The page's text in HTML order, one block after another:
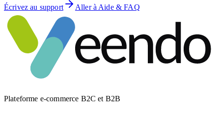
Écrivez au support Aller à Aide & FAQ
Plateforme e-commerce B2C et B2B